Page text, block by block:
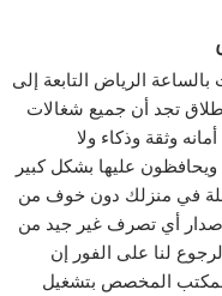
الرياض التابعة إلى
تجد أن جميع شغالات
حواء 2020 يمتلكون أمانه وثقة وذكاء ولا
عليها بشكل كبير
في منزلك دون خوف من
إصدار أي تصرف غير جيد من
لنا على الفور إن
المخصص بتشغيل